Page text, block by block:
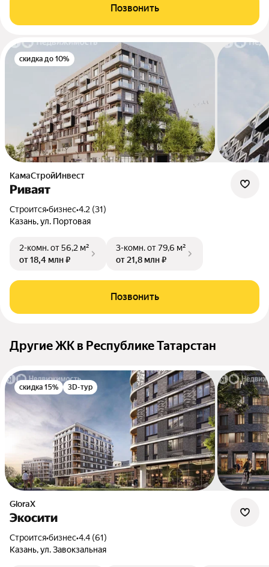
Позвонить
скидка до 10%
КамаСтройИнвест
Риваят
Строится•бизнес•4.2 (31)
Казань, ул. Портовая
2-комн.от 56,2 м²
от 18,4 млн ₽
3-комн.от 79,6 м²
от 21,8 млн ₽
Позвонить
Другие ЖК в Республике Татарстан
скидка 15% 3D-тур
GloraX
Экосити
Строится•бизнес•4.4 (61)
Казань, ул. Завокзальная